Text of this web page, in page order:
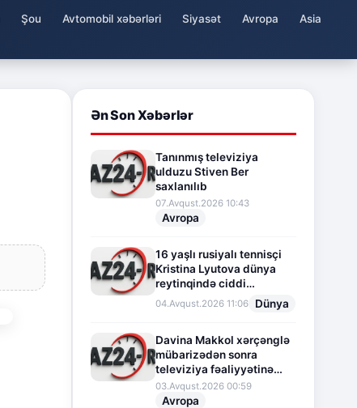
Şou Avtomobil xəbərləri Siyasət Avropa
Asia
Ən Son Xəbərlər
Tanınmış televiziya
ulduzu Stiven Ber
saxlanılıb
07.Avqust.2026 10:43
Avropa
16 yaşlı rusiyalı tennisçi
Kristina Lyutova dünya
reytinqində ciddi
irəliləyişə imza atdı
04.Avqust.2026 11:06 Dünya
Davina Makkol xərçənglə
mübarizədən sonra
televiziya fəaliyyətinə
fasilə verir
03.Avqust.2026 00:59
Avropa